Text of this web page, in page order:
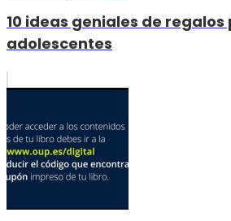
10 ideas geniales de regalos
adolescentes